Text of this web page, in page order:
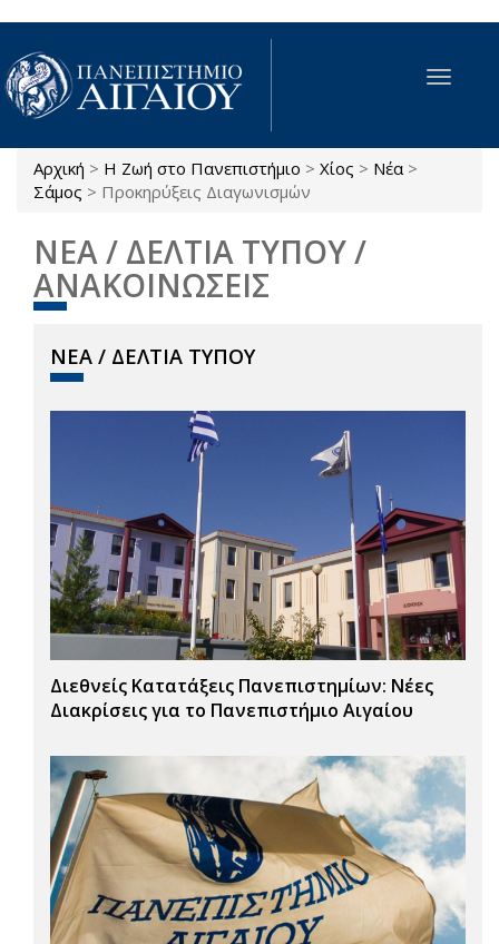
Παράκαμψη προς το κυρίως περιεχόμενο
Toggle
Είστε εδώ
Αρχική > Η Ζωή στο Πανεπιστήμιο > Χίος > Νέα >
Σάμος > Προκηρύξεις Διαγωνισμών
ΝΕΑ / ΔΕΛΤΙΑ ΤΥΠΟΥ /
ΑΝΑΚΟΙΝΩΣΕΙΣ
ΝΕΑ / ΔΕΛΤΙΑ ΤΥΠΟΥ
Διεθνείς Κατατάξεις Πανεπιστημίων: Νέες
Διακρίσεις για το Πανεπιστήμιο Αιγαίου